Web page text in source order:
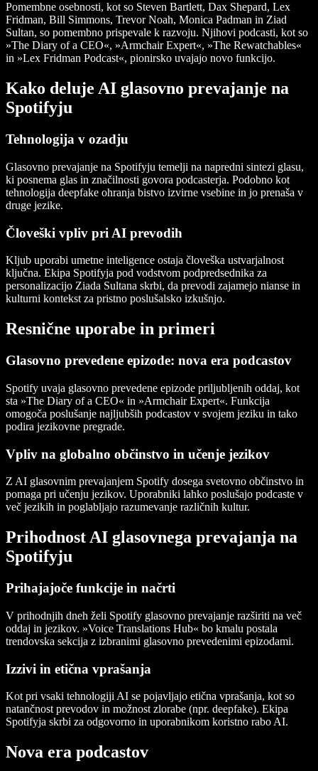
Pomembne osebnosti, kot so Steven Bartlett, Dax Shepard, Lex
Fridman, Bill Simmons, Trevor Noah, Monica Padman in Ziad
Sultan, so pomembno prispevale k razvoju. Njihovi podcasti, kot so
»The Diary of a CEO«, »Armchair Expert«, »The Rewatchables«
in »Lex Fridman Podcast«, pionirsko uvajajo novo funkcijo.
Kako deluje AI glasovno prevajanje na
Spotifyju
Tehnologija v ozadju
Glasovno prevajanje na Spotifyju temelji na napredni sintezi glasu,
ki posnema glas in značilnosti govora podcasterja. Podobno kot
tehnologija deepfake ohranja bistvo izvirne vsebine in jo prenaša v
druge jezike.
Človeški vpliv pri AI prevodih
Kljub uporabi umetne inteligence ostaja človeška ustvarjalnost
ključna. Ekipa Spotifyja pod vodstvom podpredsednika za
personalizacijo Ziada Sultana skrbi, da prevodi zajamejo nianse in
kulturni kontekst za pristno poslušalsko izkušnjo.
Resnične uporabe in primeri
Glasovno prevedene epizode: nova era podcastov
Spotify uvaja glasovno prevedene epizode priljubljenih oddaj, kot
sta »The Diary of a CEO« in »Armchair Expert«. Funkcija
omogoča poslušanje najljubših podcastov v svojem jeziku in tako
podira jezikovne pregrade.
Vpliv na globalno občinstvo in učenje jezikov
Z AI glasovnim prevajanjem Spotify dosega svetovno občinstvo in
pomaga pri učenju jezikov. Uporabniki lahko poslušajo podcaste v
več jezikih in poglabljajo razumevanje različnih kultur.
Prihodnost AI glasovnega prevajanja na
Spotifyju
Prihajajoče funkcije in načrti
V prihodnjih dneh želi Spotify glasovno prevajanje razširiti na več
oddaj in jezikov. »Voice Translations Hub« bo kmalu postala
trendovska sekcija z izbranimi glasovno prevedenimi epizodami.
Izzivi in etična vprašanja
Kot pri vsaki tehnologiji AI se pojavljajo etična vprašanja, kot so
natančnost prevodov in možnost zlorabe (npr. deepfake). Ekipa
Spotifyja skrbi za odgovorno in uporabnikom koristno rabo AI.
Nova era podcastov